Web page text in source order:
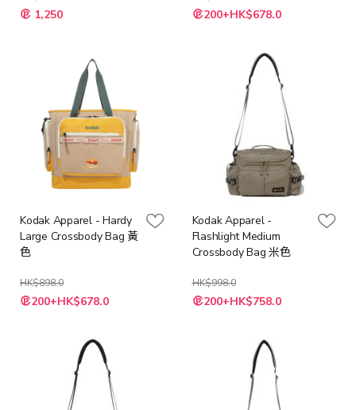
特
殊 1,250
特
殊 200+HK$678.0
Kodak Apparel - Hardy
Large Crossbody Bag 黃
色
HK$898.0
特
殊 200+HK$678.0
Kodak Apparel -
Flashlight Medium
Crossbody Bag 米色
HK$998.0
特
殊 200+HK$758.0